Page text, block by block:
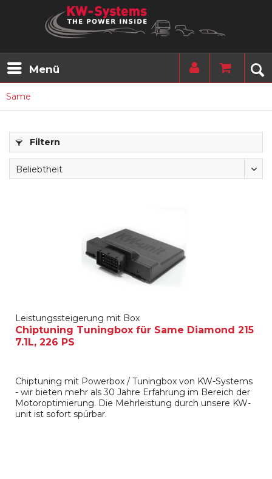
Menü
Same
Filtern
Leistungssteigerung mit Box
Chiptuning Tuningbox für Same Diamond 215
7.1L, 226 PS
Chiptuning mit Powerbox / Tuningbox von KW-Systems
- wir bieten mehr als 30 Jahre Erfahrung im Bereich der
Motoroptimierung. Die Mehrleistung durch unsere KW-
unit ist sofort spürbar.